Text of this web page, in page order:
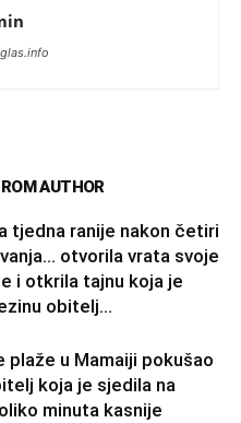
AUTHOR
tjedna ranije nakon četiri
otvorila vrata svoje
i otkrila tajnu koja je
obitelj…
plaže u Mamaiji pokušao
koja je sjedila na
minuta kasnije